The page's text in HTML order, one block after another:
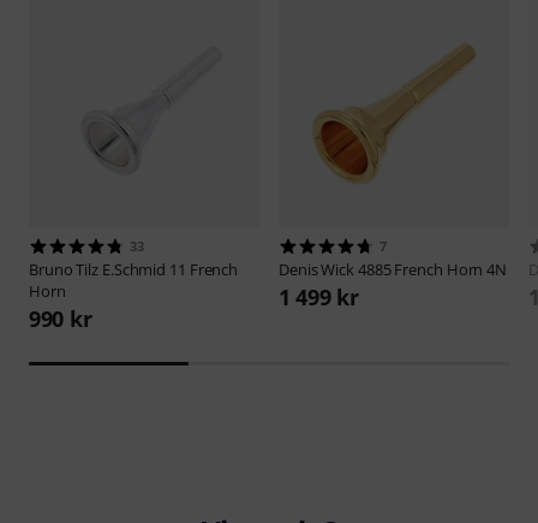
33
Bruno Tilz E.Schmid 11 French
Horn
990 kr
7
Denis Wick 4885 French Horn 4N
1 499 kr